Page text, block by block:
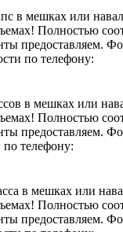
в мешках или
Полностью
предоставляем.
по телефону:
в мешках или
Полностью
предоставляем.
по телефону:
в мешках или
Полностью
предоставляем.